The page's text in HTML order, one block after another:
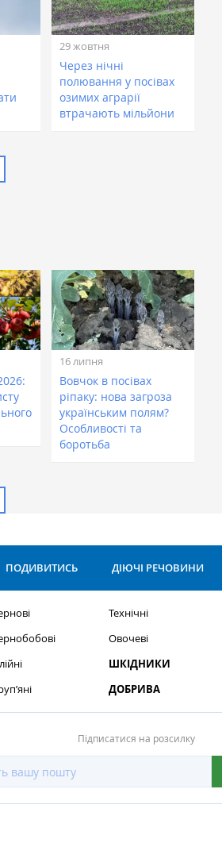
29 жовтня
Через нічні
полювання у посівах
озимих аграрії
втрачають мільйони
16 липня
Вовчок в посівах
ріпаку: нова загроза
українським полям?
Особливості та
боротьба
ПОДИВИТИСЬ ДІЮЧІ РЕЧОВИНИ
Технічні
Овочеві
ШКІДНИКИ
ДОБРИВА
Підписатися на розсилку